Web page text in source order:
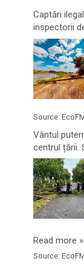
Captări
inspectorii
Source:
Vântul
centrul țării.
Read more »
Source: